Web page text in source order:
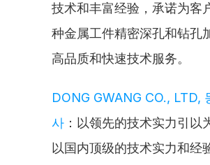
技术和丰富经验，承诺为客
种金属工件精密深孔和钻孔
高品质和快速技术服务。
DONG GWANG CO., LTD,
사 ：以领先的技术实力引以
以国内顶级的技术实力和经